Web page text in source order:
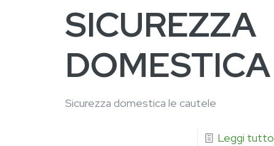
SICUREZZA
DOMESTICA
Sicurezza domestica le cautele
Leggi tutto